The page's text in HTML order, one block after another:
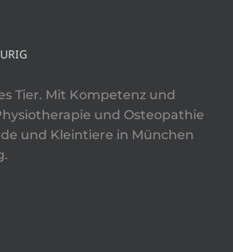
Tier. Mit Kompetenz und
und Osteopathie
und Kleintiere in München